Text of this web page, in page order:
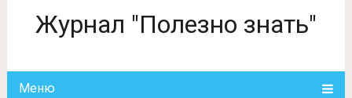
Журнал "Полезно знать"
Меню